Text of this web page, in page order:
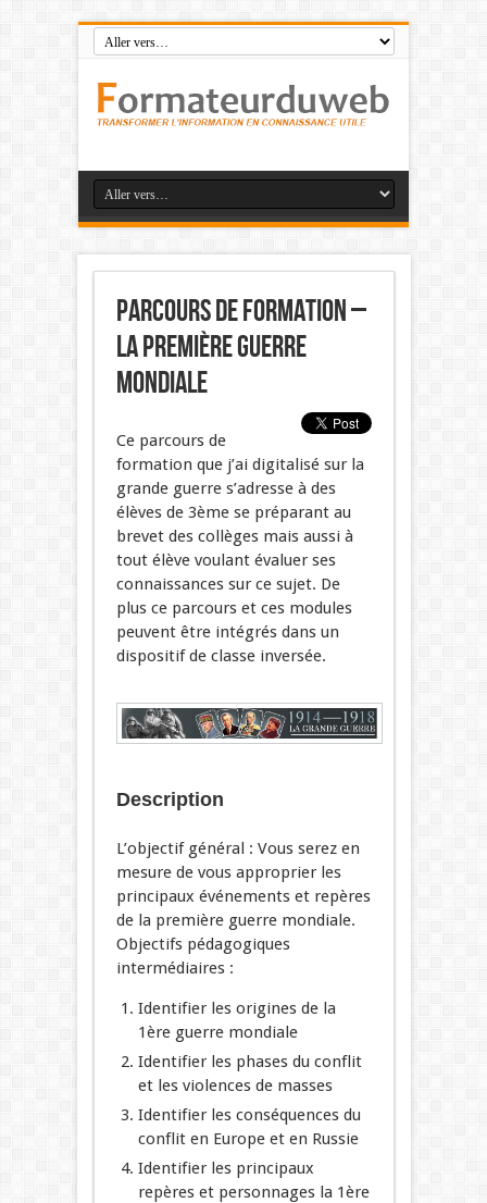
Parcours de formation –
la première guerre
mondiale
Ce parcours de
formation que j’ai digitalisé sur la
grande guerre s’adresse à des
élèves de 3ème se préparant au
brevet des collèges mais aussi à
tout élève voulant évaluer ses
connaissances sur ce sujet. De
plus ce parcours et ces modules
peuvent être intégrés dans un
dispositif de classe inversée.
Description
L’objectif général : Vous serez en
mesure de vous approprier les
principaux événements et repères
de la première guerre mondiale.
Objectifs pédagogiques
intermédiaires :
Identifier les origines de la
1ère guerre mondiale
Identifier les phases du conflit
et les violences de masses
Identifier les conséquences du
conflit en Europe et en Russie
Identifier les principaux
repères et personnages la 1ère